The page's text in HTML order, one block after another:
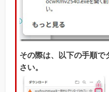
その際は、以下の手順で
さい。